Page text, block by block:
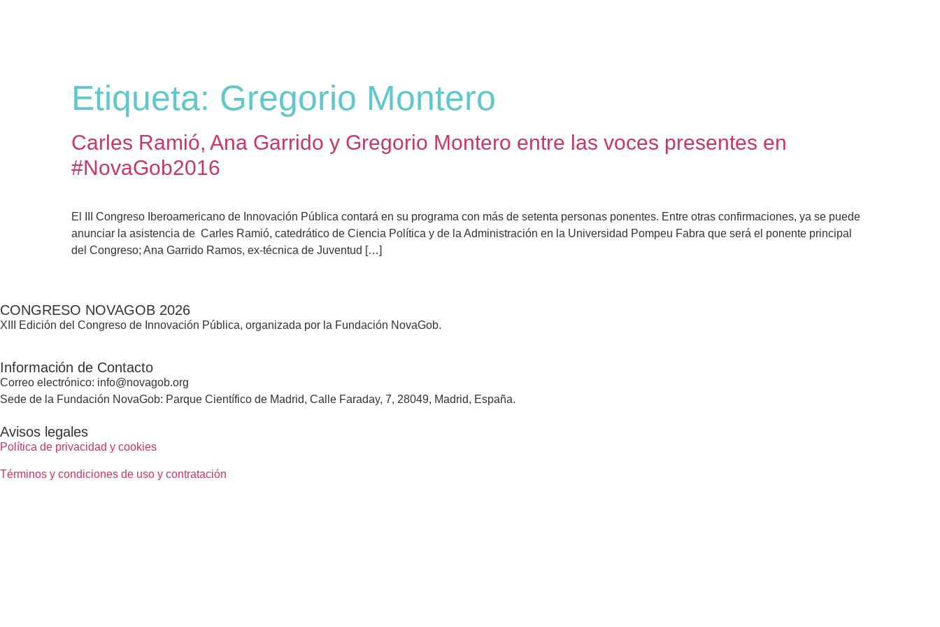
Etiqueta: Gregorio Montero
Carles Ramió, Ana Garrido y Gregorio Montero entre las voces presentes en
#NovaGob2016
El III Congreso Iberoamericano de Innovación Pública contará en su programa con más de setenta personas ponentes. Entre otras confirmaciones, ya se puede
anunciar la asistencia de Carles Ramió, catedrático de Ciencia Política y de la Administración en la Universidad Pompeu Fabra que será el ponente principal
del Congreso; Ana Garrido Ramos, ex-técnica de Juventud […]
CONGRESO NOVAGOB 2026
XIII Edición del Congreso de Innovación Pública, organizada por la Fundación NovaGob.
Información de Contacto
Correo electrónico: info@novagob.org
Sede de la Fundación NovaGob: Parque Científico de Madrid, Calle Faraday, 7, 28049, Madrid, España.
Avisos legales
Política de privacidad y cookies
Términos y condiciones de uso y contratación